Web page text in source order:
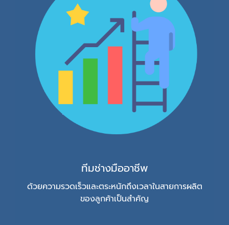
ทีมช่างมืออาชีพ
ด้วยความรวดเร็วและตระหนักถึงเวลาในสายการผลิต
ของลูกค้าเป็นสำคัญ